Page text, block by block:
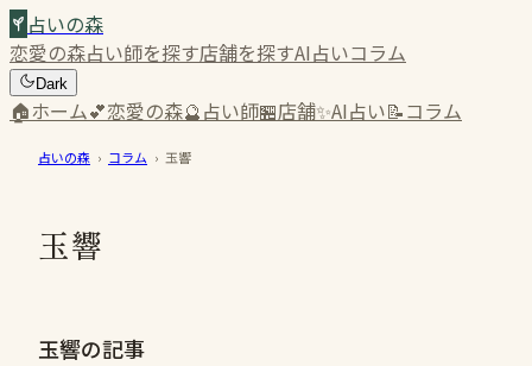
占いの森
恋愛の森占い師を探す店舗を探すAI占いコラム
Dark
🏠ホーム💕恋愛の森🔮占い師🏪店舗✨AI占い📝コラム
占いの森 › コラム › 玉響
玉響
玉響の記事